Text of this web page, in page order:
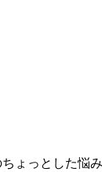
ちょっとした